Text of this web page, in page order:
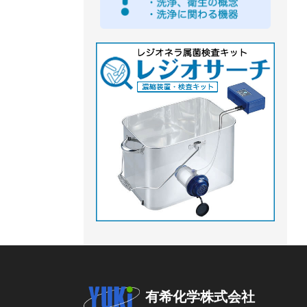
有希化学株式会社